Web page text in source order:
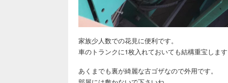
家族少人数での花見に便利です。
車のトランクに1枚入れておいても結構重宝しま
あくまでも裏が綺麗な古ゴザなので外用です。